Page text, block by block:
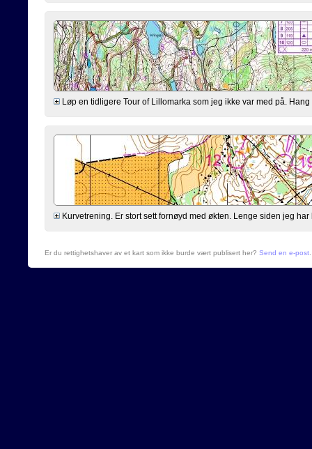
Løp en tidligere Tour of Lillomarka som jeg ikke var med på.
Kurvetrening. Er stort sett fornøyd med økten. Lenge siden jeg
Er du rettighetshaver av et kart som ikke burde vært publisert her? Send en e-post